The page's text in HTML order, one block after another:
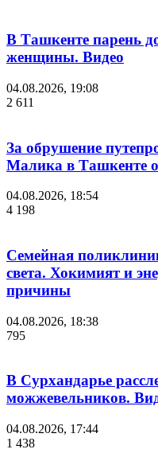
В Ташкенте парень
женщины. Видео
04.08.2026, 19:08
2 611
За обрушение
Малика в Ташкенте
04.08.2026, 18:54
4 198
Семейная
света. Хокимият и
причины
04.08.2026, 18:38
795
В Сурхандарье
можжевельников.
04.08.2026, 17:44
1 438